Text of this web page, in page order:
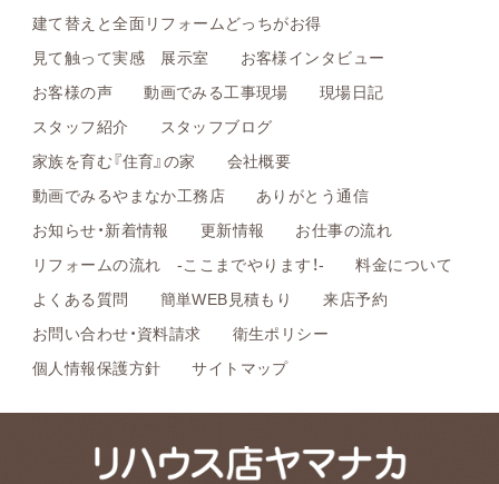
建て替えと全面リフォームどっちがお得
見て触って実感 展示室
お客様インタビュー
お客様の声
動画でみる工事現場
現場日記
スタッフ紹介
スタッフブログ
家族を育む『住育』の家
会社概要
動画でみるやまなか工務店
ありがとう通信
お知らせ・新着情報
更新情報
お仕事の流れ
リフォームの流れ -ここまでやります！-
料金について
よくある質問
簡単WEB見積もり
来店予約
お問い合わせ・資料請求
衛生ポリシー
個人情報保護方針
サイトマップ